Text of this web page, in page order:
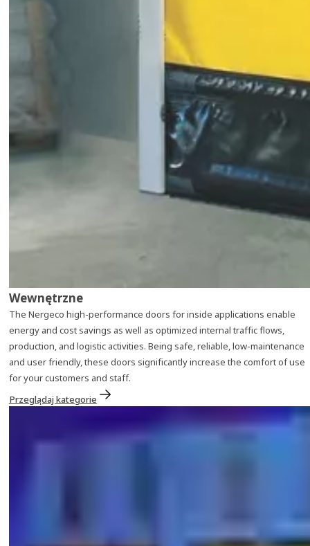
Wewnętrzne
The Nergeco high-performance doors for inside applications enable
energy and cost savings as well as optimized internal traffic flows,
production, and logistic activities. Being safe, reliable, low-maintenance
and user friendly, these doors significantly increase the comfort of use
for your customers and staff.
Przeglądaj kategorie